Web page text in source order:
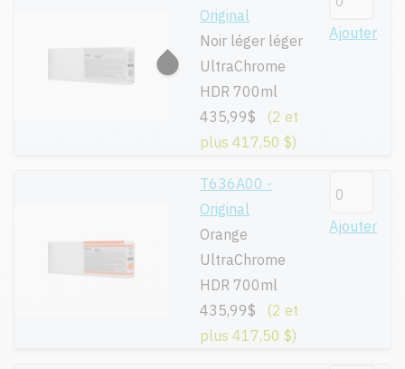
Original
Noir léger léger
UltraChrome
HDR 700ml
435,99$
(2 et
plus 417,50 $)
Ajouter
T636A00 -
Original
Orange
UltraChrome
HDR 700ml
435,99$
(2 et
plus 417,50 $)
Ajouter